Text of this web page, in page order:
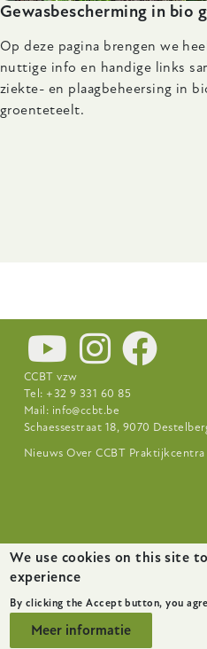
Gewasbescherming in bio
Op deze pagina brengen we
nuttige info en handige links
ziekte- en plaagbeheersing in
groenteteelt.
CCBT vzw
Tel: +32 9 331 60 85
Mail: info@ccbt.be
Schaessestraat 18, 9070
Footer-
Nieuws Over CCBT Praktijkcentra
We use cookies on this site
experience
By clicking the Accept button, you
Meer informatie